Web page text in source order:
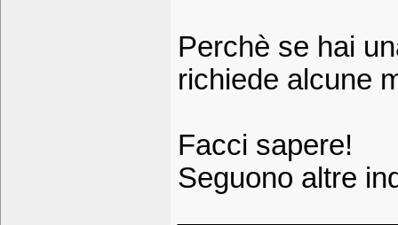
Perchè se hai
richiede alcune
Facci sapere!
Seguono altre